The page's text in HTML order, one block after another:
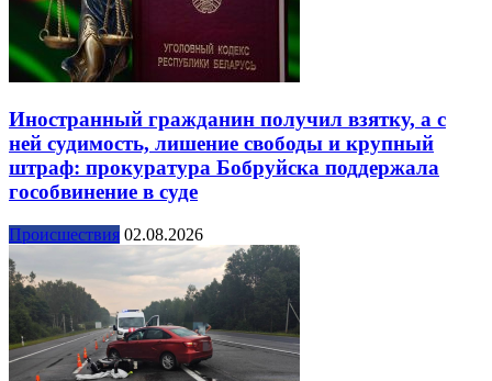
Иностранный гражданин получил взятку, а с
ней судимость, лишение свободы и крупный
штраф: прокуратура Бобруйска поддержала
гособвинение в суде
Происшествия 02.08.2026